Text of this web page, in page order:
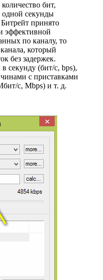
бит,
одной секунды
принято
эффективной
по каналу, то
который
без задержек.
секунду (бит/c, bps),
с приставками
с, Mbps) и т. д.